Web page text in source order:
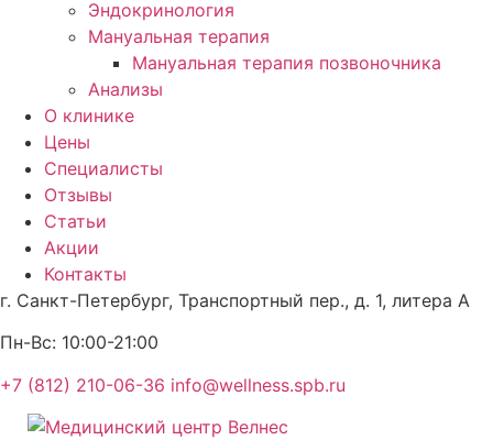
Эндокринология
Мануальная терапия
Мануальная терапия позвоночника
Анализы
О клинике
Цены
Специалисты
Отзывы
Статьи
Акции
Контакты
г. Санкт-Петербург, Транспортный пер., д. 1, литера А
Пн-Вс: 10:00-21:00
+7 (812) 210-06-36 info@wellness.spb.ru